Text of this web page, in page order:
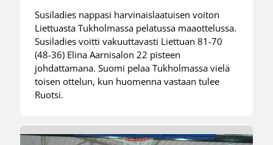
Susiladies nappasi harvinaislaatuisen voiton
Liettuasta Tukholmassa pelatussa maaottelussa.
Susiladies voitti vakuuttavasti Liettuan 81-70
(48-36) Elina Aarnisalon 22 pisteen
johdattamana. Suomi pelaa Tukholmassa vielä
toisen ottelun, kun huomenna vastaan tulee
Ruotsi.